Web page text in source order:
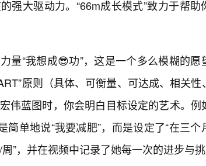
强大驱动力。“66m成长模式”致力于帮助
量“我想成😎功”，这是一个多么模糊的愿
原则（具体、可衡量、可达成、相关性
伟蓝图时，你会明白目标设定的艺术。例
简单地说“我要减肥”，而是设定了“在三个
”，并在视频中记录了她每一次的进步与挑